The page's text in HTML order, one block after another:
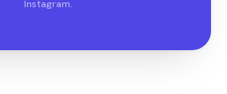
Instagram.